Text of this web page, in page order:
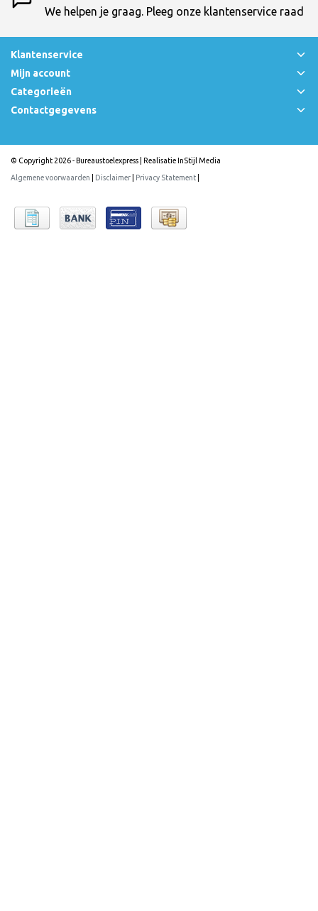
We helpen je graag. Pleeg onze klantenservice raad
Klantenservice
Mijn account
Categorieën
Contactgegevens
© Copyright 2026 - Bureaustoelexpress | Realisatie InStijl Media
Algemene voorwaarden
Disclaimer Privacy Statement